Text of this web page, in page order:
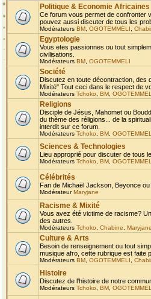
Politique & Economie Africaines
Ce forum vous permet de confronter
pouvez aussi discuter de tous les
Modérateurs BM OGOTEMMELI
Egyptologie
Vous etes passionnes ou tout
civilisations.
Modérateurs BM OGOTEMMELI
Société
Discutez en toute décontraction, des
Mixité" Tout ceci dans le respect de
Modérateurs Tchoko BM
Religions
Disciple de Jésus, Mahomet ou
du thème des réligions... de la
interdit sur ce forum.
Modérateurs Tchoko BM
Sciences & Technologies
Lieu approprié pour discuter de tous
Modérateurs Tchoko BM
Célébrités
Fan de Michaël Jackson, Beyonce
ModérateurMaryjane
Racisme & Mixité
Vous avez été victime de racisme?
des autres.
Modérateurs Tchoko Chabine Maryjane
Culture & Arts
Besoin de renseignement ou tout
musique afro, cette rubrique est faite
Modérateurs BM OGOTEMMELI
Histoire
Discutez de l'histoire de notre
Modérateurs Tchoko BM